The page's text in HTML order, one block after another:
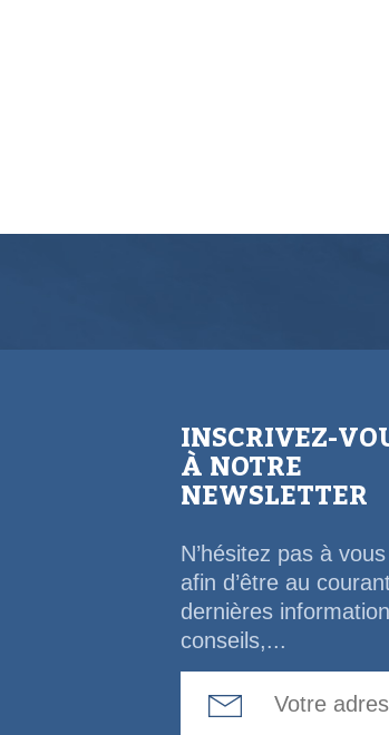
INSCRIVEZ-
À NOTRE
NEWSLETTER
N’hésitez pas à
afin d’être au
dernières
conseils,...